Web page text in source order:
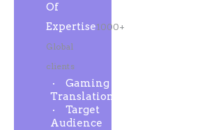
Of
Expertise1000+
Global
clients
Gaming
Translation
Target
Audience